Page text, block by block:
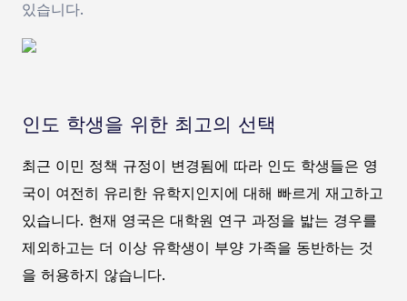
있습니다.
인도 학생을 위한 최고의 선택
최근 이민 정책 규정이 변경됨에 따라 인도 학생들은 영
국이 여전히 유리한 유학지인지에 대해 빠르게 재고하고
있습니다. 현재 영국은 대학원 연구 과정을 밟는 경우를
제외하고는 더 이상 유학생이 부양 가족을 동반하는 것
을 허용하지 않습니다.